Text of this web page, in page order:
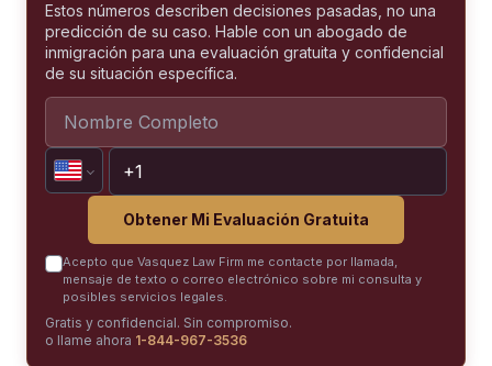
Estos números describen decisiones pasadas, no una
predicción de su caso. Hable con un abogado de
inmigración para una evaluación gratuita y confidencial
de su situación específica.
Obtener Mi Evaluación Gratuita
Acepto que Vasquez Law Firm me contacte por llamada,
mensaje de texto o correo electrónico sobre mi consulta y
posibles servicios legales.
Gratis y confidencial. Sin compromiso.
o llame ahora 1-844-967-3536